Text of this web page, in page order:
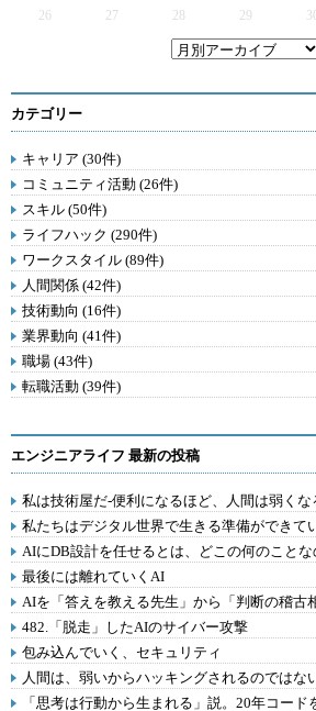
26
27 28 29 30
カテゴリー
キャリア (30件)
コミュニティ活動 (26件)
スキル (50件)
ライフハック (290件)
ワークスタイル (89件)
人間関係 (42件)
技術動向 (16件)
業界動向 (41件)
職場 (43件)
転職活動 (39件)
エンジニアライフ 最新の投稿
私は技術屋だ-便利になるほど、人間は弱くな
私たちはデジタル世界で生きる準備ができて
AIにDB設計を任せるとは、どこの何のことな
最後には離れていくAI
AIを「答えを教える先生」から「判断の稽古
482.「脱走」したAIのサイバー攻撃
包み込んでいく、セキュリティ
人間は、弱いからハッキングされるのではな
「思考は行動から生まれる」説。20年コー